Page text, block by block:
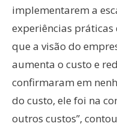
implementarem a
experiências
que a visão do
aumenta o custo e
confirmaram em
do custo, ele foi na
outros custos”,